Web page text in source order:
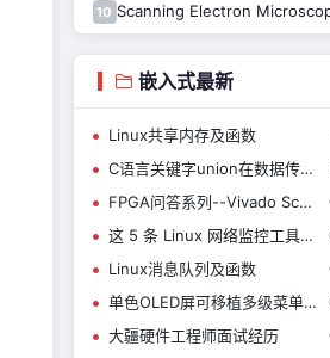
10
嵌入式最新
Linux共享内存及函数
C语言关键字union在数据传输中的妙用
FPGA问答系列--Vivado Schematic中的实线和虚线有什么区别？
这 5 条 Linux 网络监控工具还不会？差点让我焊死了！
Linux消息队列及函数
单色OLED屏可移植多级菜单式GUI(3)-使用
大疆硬件工程师面试经历